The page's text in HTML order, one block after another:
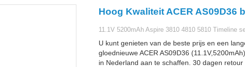
Hoog Kwaliteit ACER AS09D36
11.1V 5200mAh Aspire 3810 4810 5810 Timeline
U kunt genieten van de beste prijs en een
gloednieuwe ACER AS09D36
in Nederland aan te schaffen. 30 dagen retour